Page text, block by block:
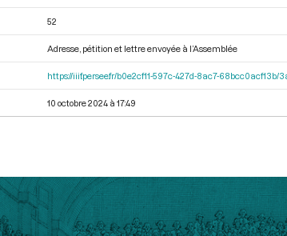
52
Adresse, pétition et lettre envoyée à l’Assemblée
https://iiif.persee.fr/b0e2cf11-597c-427d-8ac7-
10 octobre 2024 à 17:49